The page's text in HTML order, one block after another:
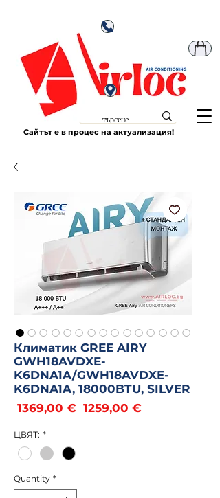
Сайтът е в процес на актуализация!
Климатик GREE AIRY
GWH18AVDXE-
K6DNA1A/GWH18AVDXE-
K6DNA1A, 18000BTU, SILVER
1369,00 € Regular
1259,00 €Sale
ЦВЯТ: *
Quantity *